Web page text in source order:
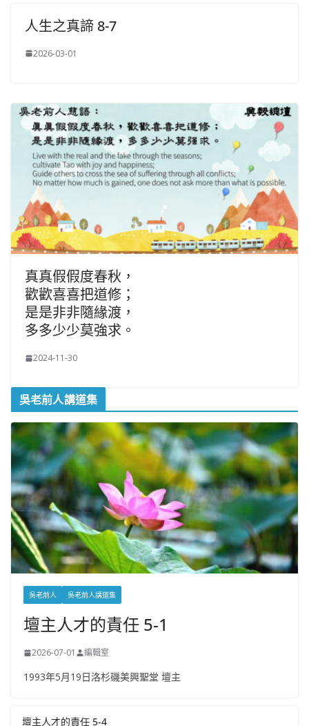
人生之真諦 8-7
2026-03-01
真真假假度春秋，
歡歡喜喜把道修；
是是非非隨緣渡，
多多少少莫強求。
2024-11-30
吳老前人講道集
吳老前人 吳老前人講道集
壇主人才的責任 5-1
2026-07-01 編輯室
1993年5月19日洛杉磯美興聖堂 壇主
壇主人才的責任 5-4